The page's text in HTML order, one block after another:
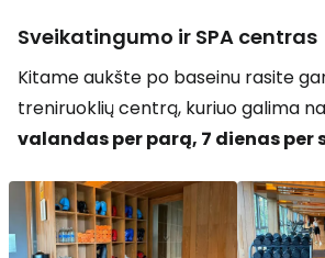
Sveikatingumo ir SPA centras
Kitame aukšte po baseinu rasite
treniruoklių centrą, kuriuo galima
valandas per parą, 7 dienas per